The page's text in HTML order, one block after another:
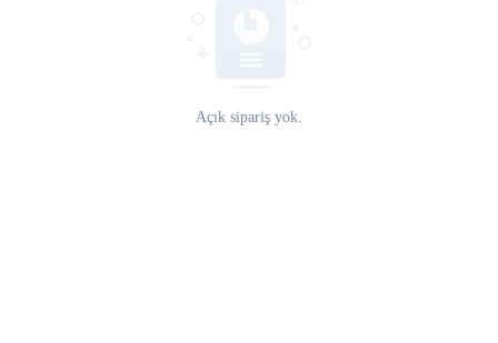
Açık sipariş yok.